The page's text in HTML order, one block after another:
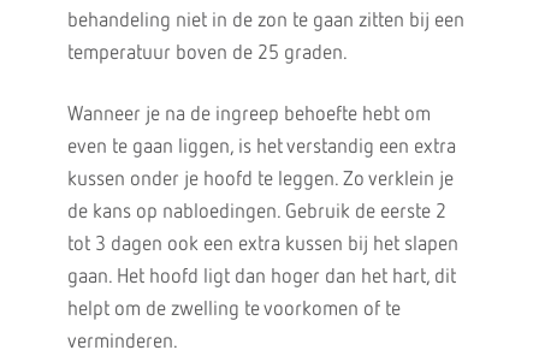
behandeling niet in de zon te gaan zitten bij een
temperatuur boven de 25 graden.
Wanneer je na de ingreep behoefte hebt om
even te gaan liggen, is het verstandig een extra
kussen onder je hoofd te leggen. Zo verklein je
de kans op nabloedingen. Gebruik de eerste 2
tot 3 dagen ook een extra kussen bij het slapen
gaan. Het hoofd ligt dan hoger dan het hart, dit
helpt om de zwelling te voorkomen of te
verminderen.